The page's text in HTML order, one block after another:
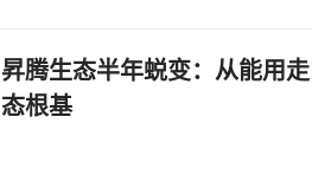
昇腾生态半年蜕变：从能用
态根基